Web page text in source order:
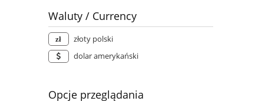
Waluty / Currency
złoty polski
dolar amerykański
Opcje przeglądania